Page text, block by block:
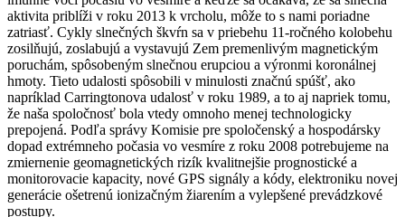
aktivita priblíži v roku 2013 k vrcholu, môže to s nami poriadne
zatriasť. Cykly slnečných škvŕn sa v priebehu 11-ročného kolobehu
zosilňujú, zoslabujú a vystavujú Zem premenlivým magnetickým
poruchám, spôsobeným slnečnou erupciou a výronmi koronálnej
hmoty. Tieto udalosti spôsobili v minulosti značnú spúšť, ako
napríklad Carringtonova udalosť v roku 1989, a to aj napriek tomu,
že naša spoločnosť bola vtedy omnoho menej technologicky
prepojená. Podľa správy Komisie pre spoločenský a hospodársky
dopad extrémneho počasia vo vesmíre z roku 2008 potrebujeme na
zmiernenie geomagnetických rizík kvalitnejšie prognostické a
monitorovacie kapacity, nové GPS signály a kódy, elektroniku novej
generácie ošetrenú ionizačným žiarením a vylepšené prevádzkové
postupy.